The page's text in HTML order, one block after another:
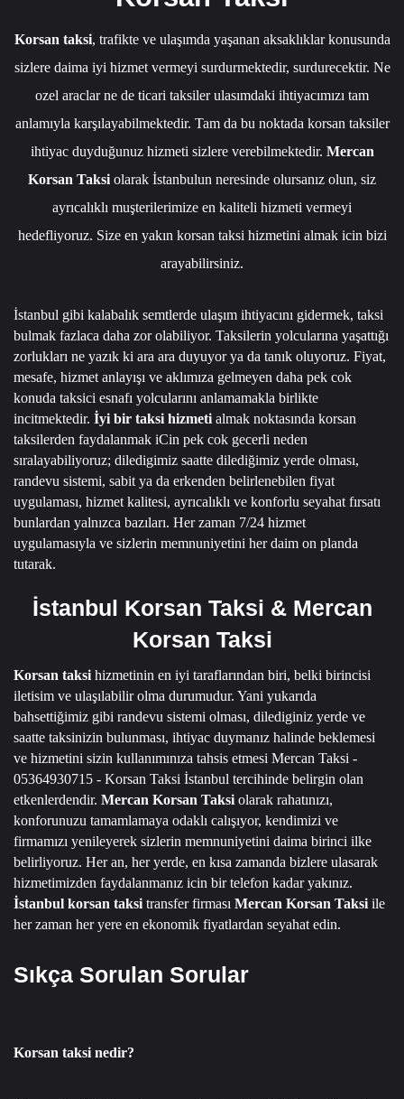
Korsan taksi, trafikte ve ulaşımda yaşanan aksaklıklar konusunda
sizlere daima iyi hizmet vermeyi surdurmektedir, surdurecektir. Ne
ozel araclar ne de ticari taksiler ulasımdaki ihtiyacımızı tam
anlamıyla karşılayabilmektedir. Tam da bu noktada korsan taksiler
ihtiyac duyduğunuz hizmeti sizlere verebilmektedir. Mercan
Korsan Taksi olarak İstanbulun neresinde olursanız olun, siz
ayrıcalıklı muşterilerimize en kaliteli hizmeti vermeyi
hedefliyoruz. Size en yakın korsan taksi hizmetini almak icin bizi
arayabilirsiniz.
İstanbul gibi kalabalık semtlerde ulaşım ihtiyacını gidermek, taksi
bulmak fazlaca daha zor olabiliyor. Taksilerin yolcularına yaşattığı
zorlukları ne yazık ki ara ara duyuyor ya da tanık oluyoruz. Fiyat,
mesafe, hizmet anlayışı ve aklımıza gelmeyen daha pek cok
konuda taksici esnafı yolcularını anlamamakla birlikte
incitmektedir. İyi bir taksi hizmeti almak noktasında korsan
taksilerden faydalanmak iCin pek cok gecerli neden
sıralayabiliyoruz; diledigimiz saatte dilediğimiz yerde olması,
randevu sistemi, sabit ya da erkenden belirlenebilen fiyat
uygulaması, hizmet kalitesi, ayrıcalıklı ve konforlu seyahat fırsatı
bunlardan yalnızca bazıları. Her zaman 7/24 hizmet
uygulamasıyla ve sizlerin memnuniyetini her daim on planda
tutarak.
İstanbul Korsan Taksi & Mercan
Korsan Taksi
Korsan taksi hizmetinin en iyi taraflarından biri, belki birincisi
iletisim ve ulaşılabilir olma durumudur. Yani yukarıda
bahsettiğimiz gibi randevu sistemi olması, dilediginiz yerde ve
saatte taksinizin bulunması, ihtiyac duymanız halinde beklemesi
ve hizmetini sizin kullanımınıza tahsis etmesi Mercan Taksi -
05364930715 - Korsan Taksi İstanbul tercihinde belirgin olan
etkenlerdendir. Mercan Korsan Taksi olarak rahatınızı,
konforunuzu tamamlamaya odaklı calışıyor, kendimizi ve
firmamızı yenileyerek sizlerin memnuniyetini daima birinci ilke
belirliyoruz. Her an, her yerde, en kısa zamanda bizlere ulasarak
hizmetimizden faydalanmanız icin bir telefon kadar yakınız.
İstanbul korsan taksi transfer firması Mercan Korsan Taksi ile
her zaman her yere en ekonomik fiyatlardan seyahat edin.
Sıkça Sorulan Sorular
Korsan taksi nedir?